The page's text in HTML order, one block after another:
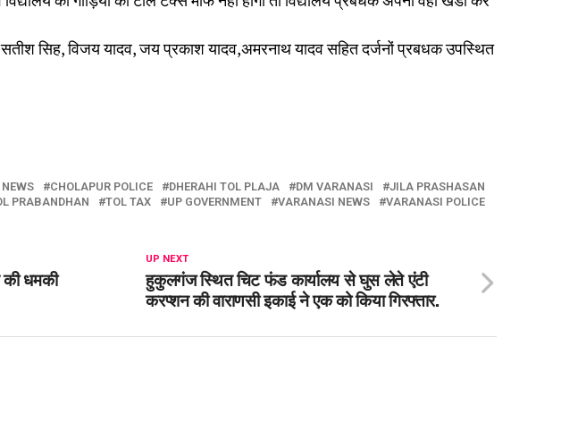
सिह, विजय यादव, जय प्रकाश यादव,अमरनाथ यादव सहित दर्जनों प्रबधक उपस्थित
CHOLAPUR POLICE DHERAHI TOL PLAJA DM VARANASI
JILA PRASHASAN
PRABANDHAN TOL TAX UP GOVERNMENT VARANASI NEWS
VARANASI POLICE
UP NEXT
हुकुलगंज स्थित चिट फंड कार्यालय से घुस लेते एंटी
करप्शन की वाराणसी इकाई ने एक को किया गिरफ्तार.
की धमकी